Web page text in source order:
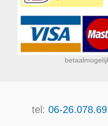
tel: 06-